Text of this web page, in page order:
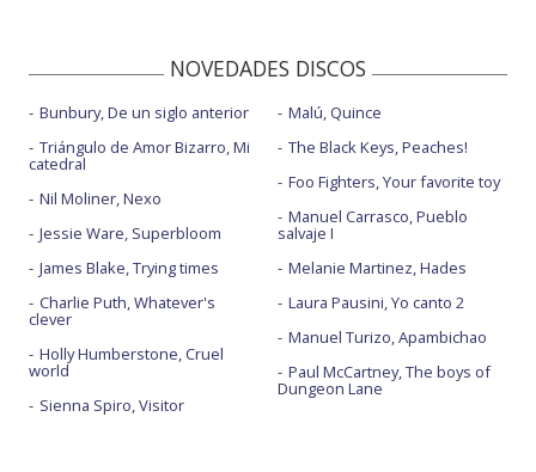
NOVEDADES DISCOS
Bunbury, De un siglo anterior
Triángulo de Amor Bizarro, Mi
catedral
Nil Moliner, Nexo
Jessie Ware, Superbloom
James Blake, Trying times
Charlie Puth, Whatever's
clever
Holly Humberstone, Cruel
world
Sienna Spiro, Visitor
Malú, Quince
The Black Keys, Peaches!
Foo Fighters, Your favorite toy
Manuel Carrasco, Pueblo
salvaje I
Melanie Martinez, Hades
Laura Pausini, Yo canto 2
Manuel Turizo, Apambichao
Paul McCartney, The boys of
Dungeon Lane